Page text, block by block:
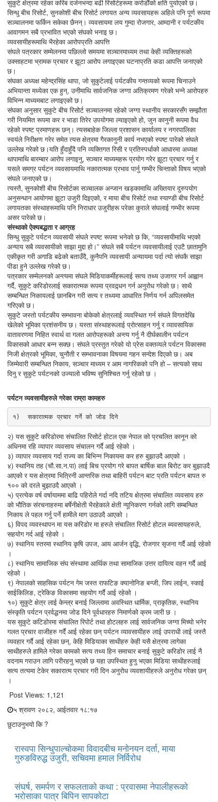
सुकुटे क्षेत्रमा रहेका करिब दर्जनभन्दा बढी रिसोर्टहरूमा करोडौंको क्षति पुर्याएको छ।
सिन्धु बीच रिसोर्ट, सुनकोशी बीच रिसोर्ट लगायत अन्य व्यवसायहरू अहिले पनि पूर्ण रूपमा
सञ्चालनमा फर्किन सकेका छैनन्। व्यवसायमा लय गुम्दा रोजगार, आम्दानी र पर्यटकीय
आवागमन सबै प्रभावित भएको संघको भनाइ छ।
व्यवसायीहरूमाथि भैरहेका आरोपप्रति आपत्ति
संघले पत्रकार सम्मेलनमा पछिल्लो समयमा सञ्चारमाध्यम तथा केही व्यक्तिहरूको
उक्साहटमा भ्रामक प्रचार र झूटा आरोप लगाइएका घटनाप्रति कडा आपत्ति जनाएको
छ।
संघका अध्यक्ष महेन्द्रसिंह थापा, जो सुकुटेलाई पर्यटकीय गन्तव्यको रूपमा चिनाउने
अभियान्ता मध्येका एक हुन्, उनीमाथि सार्वजनिक जग्गा अतिक्रमण गरेको भन्ने आरोपहरु
विभिन्न माध्यमबाट लगाइएको छ।
संघका अनुसार सुकुटे बीच रिसोर्ट सञ्चालनमा रहेको जग्गा स्थानीय सरकारसँग सम्झौता
गरी नियमित रूपमा कर र भाडा तिरेर उपयोगमा ल्याइएको हो, जुन कानुनी रूपमा वैध
रहेको स्पष्ट प्रमाणहरू छन्। त्यसबाहेक जिल्ला प्रशासन कार्यालय र नगरपालिका
स्वयंले निरीक्षण गरेर समेत त्यस क्षेत्रमा गैरकानुनी कार्य नभएको स्पष्ट पारेको संघले
उल्लेख गरेको छ।यति हुँदाहुँदै पनि व्यक्तिगत रिसी र प्रतिस्पर्धाको आधारमा अध्यक्ष
थापामाथि बारम्बार आरोप लगाइनु, सञ्चार माध्यमहरू प्रयोग गरेर झूटा प्रचार गर्नु र
यसले समग्र पर्यटन व्यवसायमाथि नकारात्मक प्रभाव पार्नु गम्भीर चिन्ताको विषय भएको
संघले जनाएको छ।
त्यस्तै, सुनकोशी बीच रिसोर्टका सञ्चालक अन्जान खड्कामाथि अख्तियार दुरुपयोग
अनुसन्धान आयोगमा झूटा उजुरी दिइएको, र माया बीच रिसोर्ट तथा स्याण्डी बीच रिसोर्ट
लगायतका संस्थाहरूमाथि पनि निराधार उजुरीहरू परेका कुराले संघलाई गम्भीर रूपमा
असर पारेको छ।
संस्थाको ऐक्यबद्धता र आग्रह
सिन्धु सुकुटे पर्यटन व्यवसायी संघले स्पष्ट रूपमा भनेको छ कि, “व्यवसायीमाथि भएको
अन्याय सबै व्यवसायीको साझा मुद्दा हो।” संघले सबै पर्यटन व्यवसायीलाई एउटै छातामुनि
एकीकृत गरी अगाडि बढेको बताउँदै, कुनैपनि व्यवसायी अन्यायमा पर्दा त्यो संघकै साझा
पीडा हुने उल्लेख गरेको छ।
पत्रकार सम्मेलनको अन्त्यमा संघले मिडियाकर्मीहरूलाई सत्य तथ्य उजागर गर्न आह्वान
गर्दै, सुकुटे करिडोरलाई सकारात्मक रूपमा प्रवद्र्धन गर्न अनुरोध गरेको छ। साथै
सम्बन्धित निकायलाई छानबिन गरी सत्य र तथ्यमा आधारित निर्णय गर्न अपिलसमेत
गरिएको छ।
सुकुटे जस्तो पर्यटकीय सम्भावना बोकेको क्षेत्रलाई व्यवस्थित गर्न संघले विगतदेखि
खेलेको भूमिका प्रशंसनीय छ। यस्ता संस्थाहरूलाई प्रोत्साहन गर्नु र व्यावसायिक
वातावरणमा निहित स्वार्थ वा गलत आरोपहरूको अन्त्य गर्नु नै दीर्घकालीन पर्यटन
विकासको आधार बन्न सक्छ। संघले प्रस्तुत गरेको यो प्रेस वक्तव्यले पर्यटन विकासमा
निजी क्षेत्रको भूमिका, चुनौती र सम्भावनाका विषयमा गहन सन्देश दिएको छ। अब
जिम्मेवारी सम्बन्धित निकाय, सञ्चार माध्यम र आम नागरिकको पनि हो – सत्यको साथ
दिनु र सुकुटे पर्यटनको उज्यालो भविष्य सुनिश्चित गर्नु रहेको छ ।
पर्यटन व्यवसायीहरुले गरेका राम्रा कामहरु
१)  सकारात्मक प्रचार गर्ने को जोड दिने
२) यस सुकुटे करिडोरमा संचालित रिसोर्ट होटल एक नेपाल को प्रचलित कानून को
अधिनमा रहि व्यापार व्यवसाय संचालन गर्दै आई रहेको ।
३) व्यापार व्यवसाय गर्दा राज्य का बिभिन्न निकायमा कर हरु बुझाउदै आएको ।
४) स्थानिय तह (चौ.सा.न.पा) लाई बिच प्रयोग गरे बापत बार्षिक बाल बिरोट कर बुझाउदै
आएको र यस क्षेत्रमा भित्रिनी आन्तरिक तथा बाहिरी पर्यटन बाट प्रति पर्यटन बापत रु
१०० को दरले बुझाउदै आएको ।
५) प्रत्येक वर्ष वर्षायाममा बाढि पहिरोले गर्दा नदि तटिय क्षेत्रमा संचालित व्यवसाय हरु
को भौतिक संरचनाहरुमा बर्षेनीक्षेती भैरहेकाले क्षेती न्यूनिकरण गर्नको लागि सम्बन्धित
निकाय ले पहल गर्नु पर्ने हामीले माग उठाउदै आएको ।
६) विपद व्यवस्थापन मा यस करिडोर मा हरुले संचालित रिसोर्ट होटल ब्यवसायहरुले,
सहयोग गर्द आई रहेको ।
७) स्थानिय स्तरमा स्थानिय कृषि उपज, आय आर्जन वृद्धि, रोजगार सृजना गर्दै आई रहेको
।
८) स्थानिय सामाजिक संघ संस्थामा आर्थिक तथा सामाजिक उत्तर दायित्व वहन गर्दै आई
रहेको ।
९) नेपालको साहसिक पर्यटन गेम जस्त राफटिङ क्यानोनिङ बन्जी, जिप लाईन, स्काई
साईकिलिङ, ट्रेकिङ विकासमा सहयोग गर्दै आई रहेको ।
१०) सुकुटे क्षेत्र लाई केन्ल्र बनाई जिल्लामा अवस्थित धार्मिक, प्राकृतिक, स्थानिय
संस्कृति पर्यटन प्रर्वद्धनमा जोड दिने पूर्वधारहरु निमार्णको क्रम जारी छ ।
यस सुकुटे कटिडोरमा संचालित रिपोर्ट तथा होटलहरु लाई सार्वजनिक जग्गा मिच्यो भनेर
गलत प्रचार वाजीहरु गर्दै आई रहेका छन् पर्यटन व्यावसायीहरु लाई उपराधी लाई जस्तै
व्यवहार गर्दै आई रहेका छन्, केहि मिडियाका साथीहरु केही यसै क्षेत्रमा लागेका
साथीहरुले हामिले गरेका कामको सत्य तथ्य हिन समाचार बनाई सुकुटे करिडोर लाई नै
वदनाम गराउन लागि परीरहनु भएको छ यहा उपस्थित हुनु भएका मिडिया साथीहरुलाई
सत्य तत्यमा टेकेर सकारात्म प्रचार गरी दिन अनुरोध व्यवशायीहरुले अनुरोध गरेका छन्
।
Post Views: 1,121
५ श्रावण २०८२, आईतवार १८:१७
छुटाउनुभयो कि ?
रास्वपा सिन्धुपाल्चोकमा विवादबीच मनोनयन दर्ता, माया
गुरुङविरुद्ध उजुरी, सचिवमा हमाल निर्विरोध
संघर्ष, समर्पण र सफलताको कथा : प्रवासमा नेपालीहरूको
भरोसाका पात्र बिपिन सापकोटा